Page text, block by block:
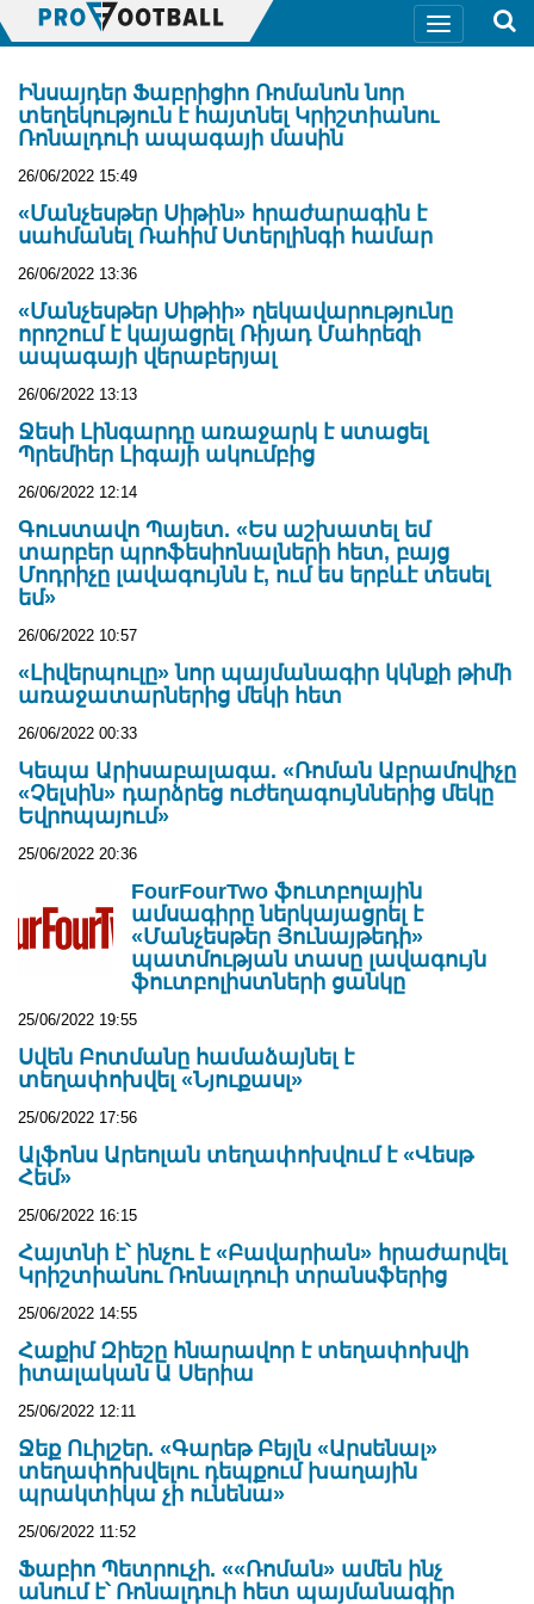
Ինսայդեր Ֆաբրիցիո Ռոմանոն նոր
տեղեկություն է հայտնել Կրիշտիանու
Ռոնալդուի ապագայի մասին
26/06/2022 15:49
«Մանչեսթեր Սիթին» հրաժարագին է
սահմանել Ռահիմ Ստերլինգի համար
26/06/2022 13:36
«Մանչեսթեր Սիթիի» ղեկավարությունը
որոշում է կայացրել Ռիյադ Մահրեզի
ապագայի վերաբերյալ
26/06/2022 13:13
Ջեսի Լինգարդը առաջարկ է ստացել
Պրեմիեր Լիգայի ակումբից
26/06/2022 12:14
Գուստավո Պայետ. «Ես աշխատել եմ
տարբեր պրոֆեսիոնալների հետ, բայց
Մոդրիչը լավագույնն է, ում ես երբևէ տեսել
եմ»
26/06/2022 10:57
«Լիվերպուլը» նոր պայմանագիր կկնքի թիմի
առաջատարներից մեկի հետ
26/06/2022 00:33
Կեպա Արիսաբալագա. «Ռոման Աբրամովիչը
«Չելսին» դարձրեց ուժեղագույններից մեկը
Եվրոպայում»
25/06/2022 20:36
FourFourTwo ֆուտբոլային
ամսագիրը ներկայացրել է
«Մանչեսթեր Յունայթեդի»
պատմության տասը լավագույն
ֆուտբոլիստների ցանկը
25/06/2022 19:55
Սվեն Բոտմանը համաձայնել է
տեղափոխվել «Նյուքասլ»
25/06/2022 17:56
Ալֆոնս Արեոլան տեղափոխվում է «Վեսթ
Հեմ»
25/06/2022 16:15
Հայտնի է՝ ինչու է «Բավարիան» հրաժարվել
Կրիշտիանու Ռոնալդուի տրանսֆերից
25/06/2022 14:55
Հաքիմ Զիեշը հնարավոր է տեղափոխվի
իտալական Ա Սերիա
25/06/2022 12:11
Ջեք Ուիլշեր. «Գարեթ Բեյլն «Արսենալ»
տեղափոխվելու դեպքում խաղային
պրակտիկա չի ունենա»
25/06/2022 11:52
Ֆաբիո Պետրուչի. ««Ռոման» ամեն ինչ
անում է՝ Ռոնալդուի հետ պայմանագիր